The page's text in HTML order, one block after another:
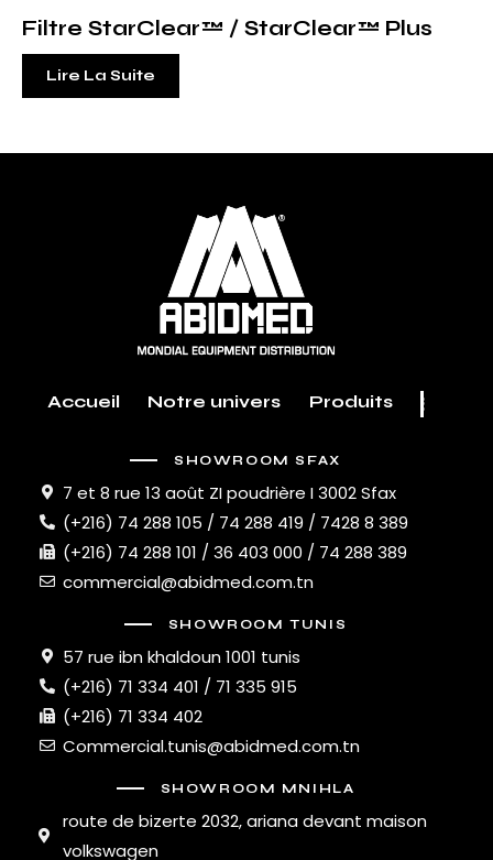
Filtre StarClear™ / StarClear™ Plus
Lire La Suite
Accueil Notre univers Produits
SHOWROOM SFAX
7 et 8 rue 13 août ZI poudrière I 3002 Sfax
(+216) 74 288 105 / 74 288 419 / 7428 8 389
(+216) 74 288 101 / 36 403 000 / 74 288 389
commercial@abidmed.com.tn
SHOWROOM TUNIS
57 rue ibn khaldoun 1001 tunis
(+216) 71 334 401 / 71 335 915
(+216) 71 334 402
Commercial.tunis@abidmed.com.tn
SHOWROOM MNIHLA
route de bizerte 2032, ariana devant maison
volkswagen